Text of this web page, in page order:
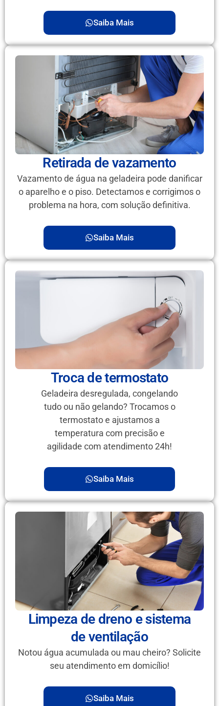
Saiba Mais
Retirada de vazamento
Vazamento de água na geladeira pode danificar
o aparelho e o piso. Detectamos e corrigimos o
problema na hora, com solução definitiva.
Saiba Mais
Troca de termostato
Geladeira desregulada, congelando
tudo ou não gelando? Trocamos o
termostato e ajustamos a
temperatura com precisão e
agilidade com atendimento 24h!
Saiba Mais
Limpeza de dreno e sistema
de ventilação
Notou água acumulada ou mau cheiro? Solicite
seu atendimento em domicílio!
Saiba Mais